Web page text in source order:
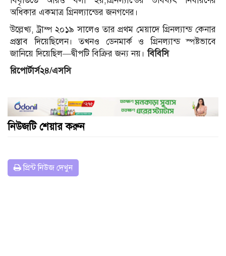
অধিকার একমাত্র গ্রিনল্যান্ডের জনগণের।
উল্লেখ্য, ট্রাম্প ২০১৯ সালেও তার প্রথম মেয়াদে গ্রিনল্যান্ড কেনার
প্রস্তাব দিয়েছিলেন। তখনও ডেনমার্ক ও গ্রিনল্যান্ড স্পষ্টভাবে
জানিয়ে দিয়েছিল—দ্বীপটি বিক্রির জন্য নয়।বিবিসি
রিপোর্টার্স২৪/এসসি
নিউজটি শেয়ার করুন
প্রিন্ট নিউজ দেখুন